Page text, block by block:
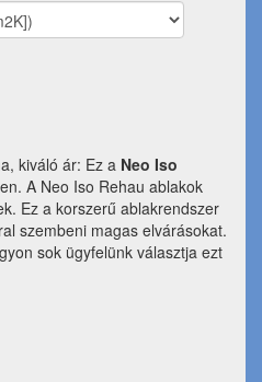
kiváló ár: Ez a Neo Iso
A Neo Iso Rehau ablakok
Ez a korszerű ablakrendszer
szembeni magas elvárásokat.
sok ügyfelünk választja ezt